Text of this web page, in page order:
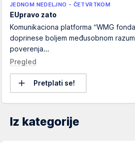
JEDNOM NEDELJNO - ČETVRTKOM
EUpravo zato
Komunikaciona platforma “WMG
doprinese boljem međusobnom
poverenja...
Pregled
Pretplati se!
Iz kategorije